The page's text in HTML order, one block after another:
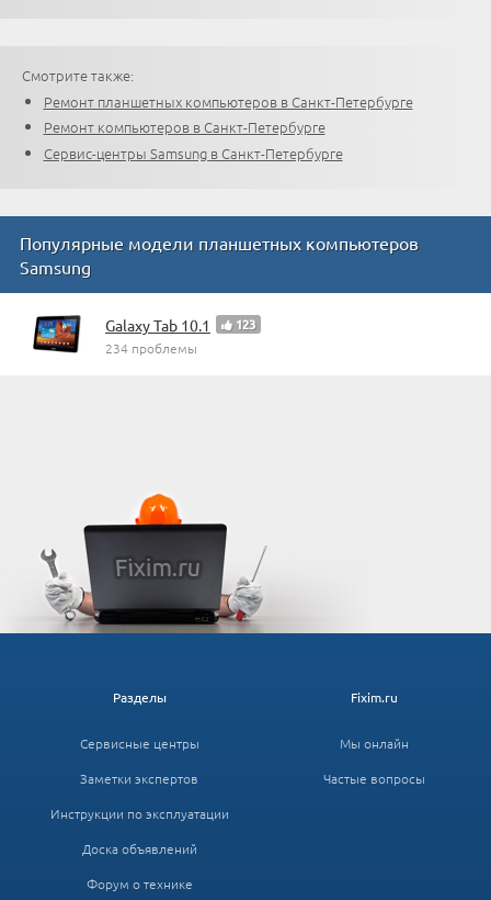
Смотрите также:
Ремонт планшетных компьютеров в Санкт-Петербурге
Ремонт компьютеров в Санкт-Петербурге
Сервис-центры Samsung в Санкт-Петербурге
Популярные модели планшетных компьютеров
Samsung
Galaxy Tab 10.1 123
234 проблемы
Fixim.ru
Мы онлайн
Частые вопросы
Разделы
Сервисные центры
Заметки экспертов
Инструкции по эксплуатации
Доска объявлений
Форум о технике